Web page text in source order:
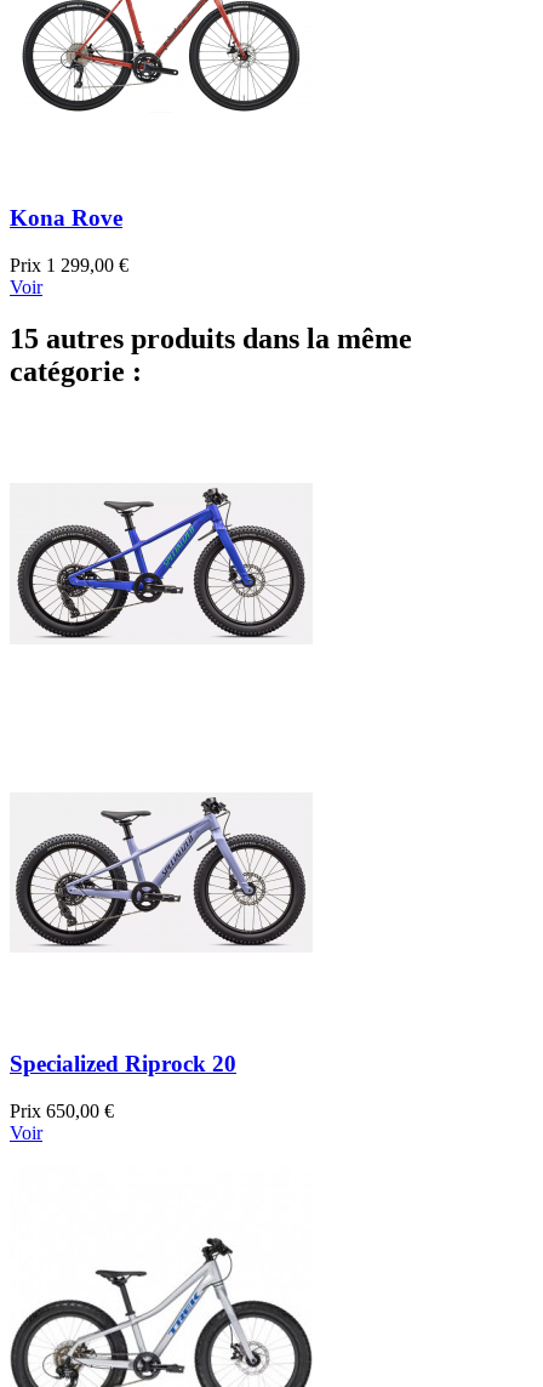
Kona Rove
Prix 1 299,00 €
Voir
15 autres produits dans la même
catégorie :
Specialized Riprock 20
Prix 650,00 €
Voir